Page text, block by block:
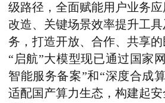
级路径，全面赋能用户业务
改造、关键场景效率提升工
务，打造开放、合作、共享的
“启航”大模型现已通过国家
智能服务备案”和“深度合成
适配国产算力生态，构建起